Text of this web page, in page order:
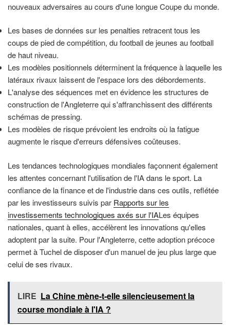
nouveaux adversaires au cours d'une longue Coupe du monde.
Les bases de données sur les penalties retracent tous les
coups de pied de compétition, du football de jeunes au football
de haut niveau.
Les modèles positionnels déterminent la fréquence à laquelle les
latéraux rivaux laissent de l'espace lors des débordements.
L'analyse des séquences met en évidence les structures de
construction de l'Angleterre qui s'affranchissent des différents
schémas de pressing.
Les modèles de risque prévoient les endroits où la fatigue
augmente le risque d'erreurs défensives coûteuses.
Les tendances technologiques mondiales façonnent également
les attentes concernant l'utilisation de l'IA dans le sport. La
confiance de la finance et de l'industrie dans ces outils, reflétée
par les investisseurs suivis par Rapports sur les
investissements technologiques axés sur l'IALes équipes
nationales, quant à elles, accélèrent les innovations qu'elles
adoptent par la suite. Pour l'Angleterre, cette adoption précoce
permet à Tuchel de disposer d'un manuel de jeu plus large que
celui de ses rivaux.
LIRE La Chine mène-t-elle silencieusement la
course mondiale à l'IA ?